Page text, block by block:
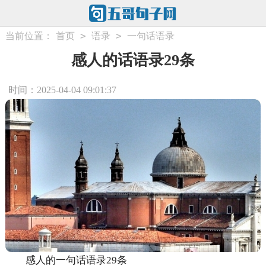
当前位置： 首页 > 语录 > 一句话语录
感人的话语录29条
时间：2025-04-04 09:01:37
感人的一句话语录29条